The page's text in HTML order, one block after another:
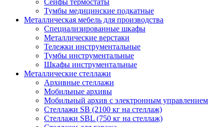
Тумбы медицинские подкатные
Металлическая мебель для производства
Cпециализированные шкафы
Металлические верстаки
Тележки инструментальные
Тумбы инструментальные
Шкафы инструментальные
Металлические стеллажи
Архивные стеллажи
Мобильные архивы
Мобильный архив с электронным управлением
Стеллажи SB (2100 кг на стеллаж)
Стеллажи SBL (750 кг на стеллаж)